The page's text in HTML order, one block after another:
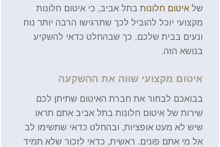
שלאיטום חלונות בתל אביב, כי איטום חלונות
מקצועי יוכל להוביל לכך שתרגישו הרבה יותר נוח
ונעים בבית שלכם, כך שבהחלט כדאי להשקיע
בנושא הזה.
איטום מקצועי שווה את ההשקעה
בבואכם לבחור את חברת האיטום שתיתן לכם
שירות של איטום חלונות בתל אביב אתם תראו
שיש לא מעט אופציות, ובהחלט כדאי שתשימו לב
אל מי אתם פונים. ראשית, כדאי לזכור שלא תמיד